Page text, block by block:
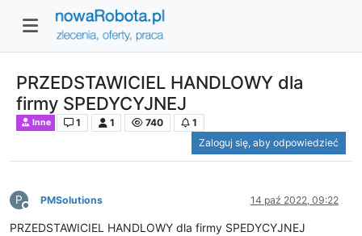
PRZEDSTAWICIEL HANDLOWY dla
firmy SPEDYCYJNEJ
Inne 1 1 740
1
Zaloguj się, aby odpowiedzieć
P
Niedostępny
PMSolutions 14 paź 2022, 09:22
PRZEDSTAWICIEL HANDLOWY dla firmy SPEDYCYJNEJ